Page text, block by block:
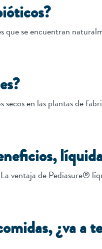
se encuentran
en las plantas de
ventaja de Pediasure®
¿va a